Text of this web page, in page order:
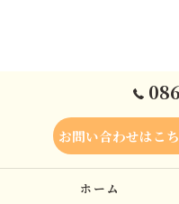
お問い合わせはこ
ホーム